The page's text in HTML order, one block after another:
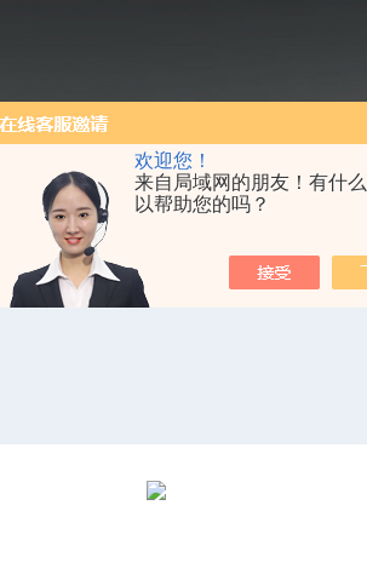
欢迎您！
来自局域网的朋友！有什
以帮助您的吗？
当前位置：首页